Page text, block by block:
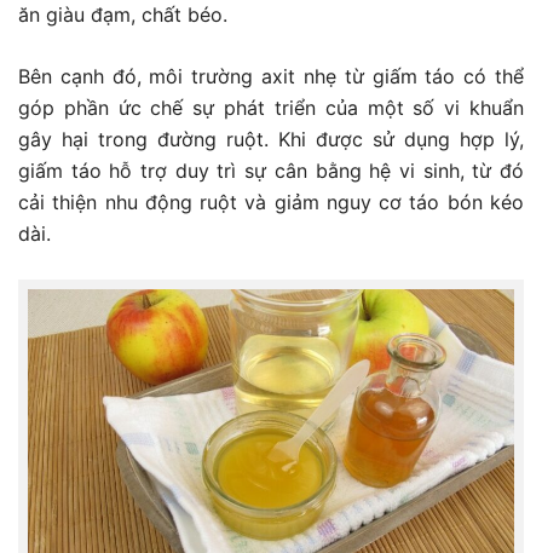
ăn giàu đạm, chất béo.
Bên cạnh đó, môi trường axit nhẹ từ giấm táo có thể
góp phần ức chế sự phát triển của một số vi khuẩn
gây hại trong đường ruột. Khi được sử dụng hợp lý,
giấm táo hỗ trợ duy trì sự cân bằng hệ vi sinh, từ đó
cải thiện nhu động ruột và giảm nguy cơ táo bón kéo
dài.